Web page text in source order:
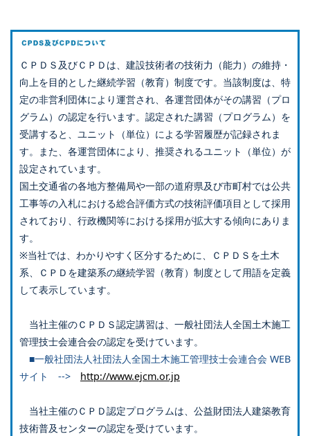
ＣＰＤＳ及びＣＰＤは、建設技術者の技術力（能力）の維持・
向上を目的とした継続学習（教育）制度です。当該制度は、特
定の非営利団体により運営され、各運営団体がその講習（プロ
グラム）の認定を行います。認定された講習（プログラム）を
受講すると、ユニット（単位）による学習履歴が記録されま
す。また、各運営団体により、推奨されるユニット（単位）が
設定されています。
国土交通省の各地方整備局や一部の道府県及び市町村では公共
工事等の入札における総合評価方式の技術評価項目として採用
されており、行政機関等における採用が拡大する傾向にありま
す。
※当社では、わかりやすく区分するために、ＣＰＤＳを土木
系、ＣＰＤを建築系の継続学習（教育）制度として用語を定義
して表示しています。
当社主催のＣＰＤＳ認定講習は、一般社団法人全国土木施工
管理技士会連合会の認定を受けています。
■一般社団法人社団法人全国土木施工管理技士会連合会 WEB
サイト --> http://www.ejcm.or.jp
当社主催のＣＰＤ認定プログラムは、公益財団法人建築教育
技術普及センターの認定を受けています。